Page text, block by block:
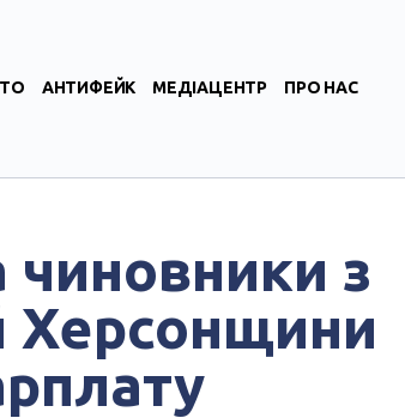
АНТИФЕЙК МЕДІАЦЕНТР ПРО НАС
чиновники з
Херсонщини